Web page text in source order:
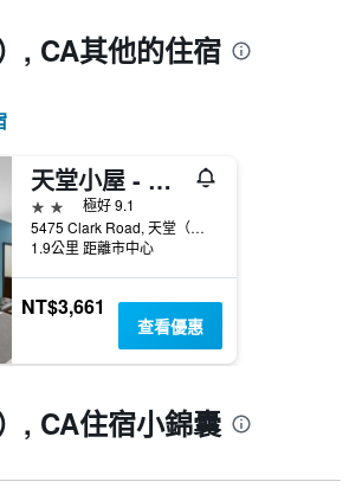
, CA​其他的住宿
天堂小屋 - 帕拉黛斯
2星級
極好 9.1
5475 Clark Road, 天堂（加州）, CA, 美國
1.9公里 距離市中心
NT$3,661
查看優惠
, CA住宿小錦囊